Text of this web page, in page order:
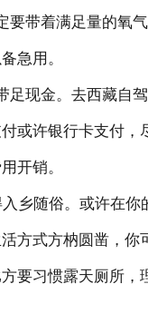
带着满足量的氧气
急用。
现金。去西藏自驾
或许银行卡支付，
开销。
随俗。或许在你
方式方枘圆凿，你
要习惯露天厕所，